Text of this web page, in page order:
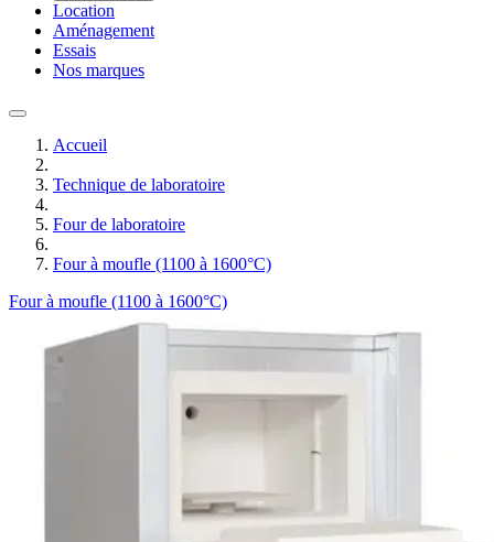
Location
Aménagement
Essais
Nos marques
Accueil
Technique de laboratoire
Four de laboratoire
Four à moufle (1100 à 1600°C)
Four à moufle (1100 à 1600°C)